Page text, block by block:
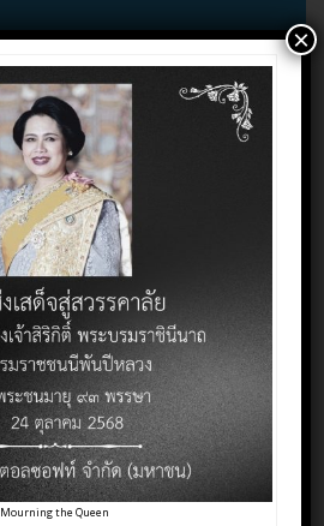
732-1800 , 086-325-9004
Support Click
Toggle
างแผนภาษี
Mourning the Queen
×